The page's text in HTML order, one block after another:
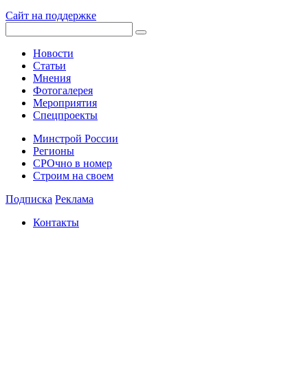
Сайт на поддержке
Новости
Статьи
Мнения
Фотогалерея
Мероприятия
Спецпроекты
Минстрой России
Регионы
СРОчно в номер
Строим на своем
Подписка Реклама
Контакты